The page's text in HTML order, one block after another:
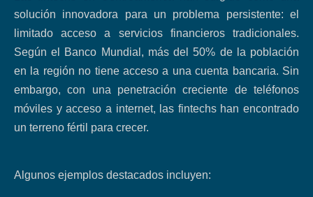
solución innovadora para un problema persistente: el
limitado acceso a servicios financieros tradicionales.
Según el Banco Mundial, más del 50% de la población
en la región no tiene acceso a una cuenta bancaria. Sin
embargo, con una penetración creciente de teléfonos
móviles y acceso a internet, las fintechs han encontrado
un terreno fértil para crecer.
Algunos ejemplos destacados incluyen: